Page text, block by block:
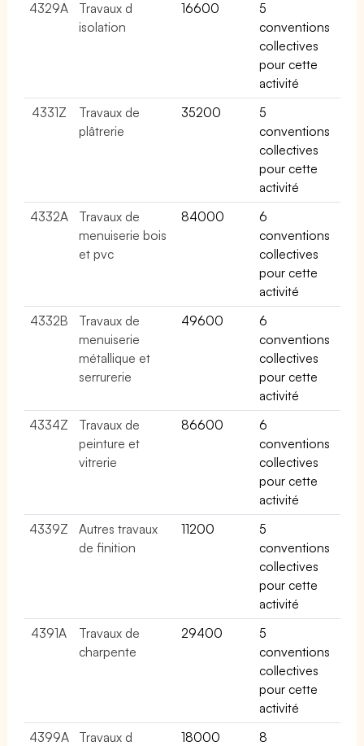
4329A
Travaux d
isolation
16600
5
conventions
collectives
pour cette
activité
4331Z
Travaux de
plâtrerie
35200
5
conventions
collectives
pour cette
activité
4332A
Travaux de
menuiserie bois
et pvc
84000
6
conventions
collectives
pour cette
activité
4332B
Travaux de
menuiserie
métallique et
serrurerie
49600
6
conventions
collectives
pour cette
activité
4334Z
Travaux de
peinture et
vitrerie
86600
6
conventions
collectives
pour cette
activité
4339Z
Autres travaux
de finition
11200
5
conventions
collectives
pour cette
activité
4391A
Travaux de
charpente
29400
5
conventions
collectives
pour cette
activité
4399A
Travaux d
18000
8